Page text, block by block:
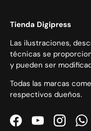
Tienda Digipress
Las ilustraciones,
técnicas se
y pueden ser
Todas las marcas
respectivos dueños.
FacebookYouTubeInstagram